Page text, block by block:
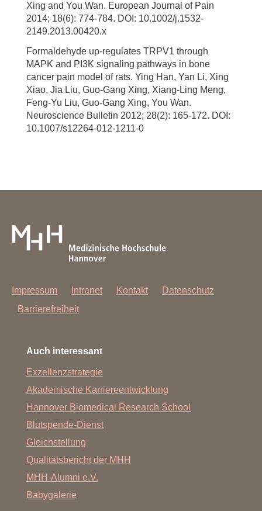
Xing and You Wan. European Journal of Pain
2014; 18(6): 774-784. DOI: 10.1002/j.1532-
2149.2013.00420.x
Formaldehyde up-regulates TRPV1 through
MAPK and PI3K signaling pathways in bone
cancer pain model of rats. Ying Han, Yan Li, Xing
Xiao, Jia Liu, Guo-Gang Xing, Xiang-Ling Meng,
Feng-Yu Liu, Guo-Gang Xing, You Wan.
Neuroscience Bulletin 2012; 28(2): 165-172. DOI:
10.1007/s12264-012-1211-0
Impressum Intranet Kontakt
Datenschutz
Barrierefreiheit
Auch interessant
Exzellenzstrategie
Akademische Karriereentwicklung
Hannover Biomedical Research School
Blutspende-Dienst
Gleichstellung
Qualitätsbericht der MHH
MHH-Alumni e.V.
Babygalerie